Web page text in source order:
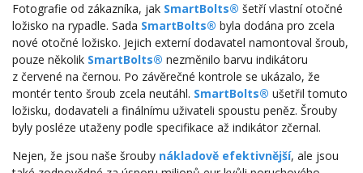
Fotografie od zákazníka, jak SmartBolts® šetří vlastní otočné
ložisko na rypadle. Sada SmartBolts® byla dodána pro zcela
nové otočné ložisko. Jejich externí dodavatel namontoval šroub,
pouze několik SmartBolts® nezměnilo barvu indikátoru
z červené na černou. Po závěrečné kontrole se ukázalo, že
montér tento šroub zcela neutáhl. SmartBolts® ušetřil tomuto
ložisku, dodavateli a finálnímu uživateli spoustu peněz. Šrouby
byly posléze utaženy podle specifikace až indikátor zčernal.
Nejen, že jsou naše šrouby nákladově efektivnější, ale jsou